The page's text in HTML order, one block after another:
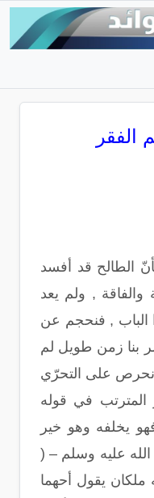
الفقر
الطالح قد أفسد
, ولم يعد
الباب , فنحجم عن
بنا زمن طويل لم
على التحرّي
المترتب في قوله
يخلفه وهو خير
عليه وسلم – (
ملكان يقول أحهما